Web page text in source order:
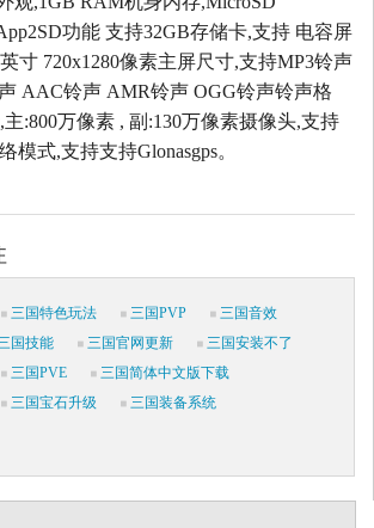
功能 支持32GB存储卡,支持 电容屏
寸 720x1280像素主屏尺寸,支持MP3铃声
AAC铃声 AMR铃声 OGG铃声铃声格
:800万像素 , 副:130万像素摄像头,支持
模式,支持支持Glonasgps。
三国特色玩法 三国PVP
三国音效
国技能 三国官网更新
三国安装不了
三国PVE
三国简体中文版下载
三国宝石升级
三国装备系统